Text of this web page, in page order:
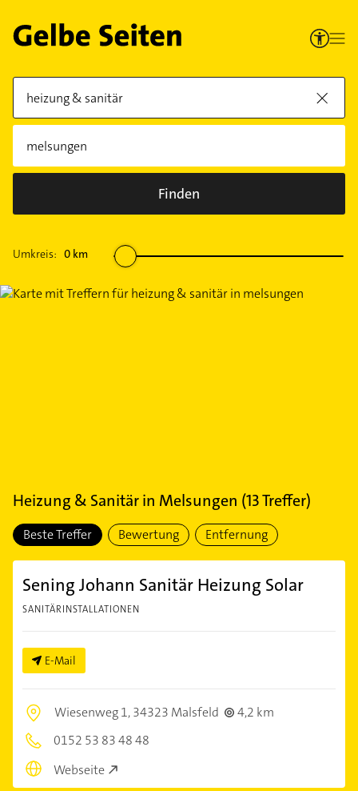
Finden
Umkreis: 0 km
Heizung & Sanitärin Melsungen (13Treffer)
Beste Treffer Bewertung Entfernung
Sening Johann Sanitär Heizung Solar
SANITÄRINSTALLATIONEN
E-Mail
Wiesenweg 1,34323 Malsfeld
4,2 km
0152 53 83 48 48
Webseite